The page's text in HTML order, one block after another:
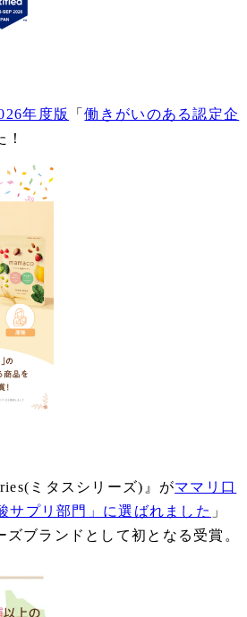
年度版 「働きがいのある認定企
ミタスシリーズ)』がママリ口
サプリ部門」に選ばれました 」
ブランドとして初となる受賞。